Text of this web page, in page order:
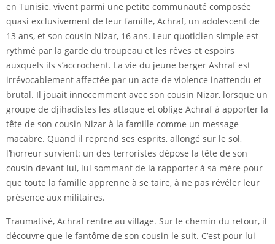
en Tunisie, vivent parmi une petite communauté composée
quasi exclusivement de leur famille, Achraf, un adolescent de
13 ans, et son cousin Nizar, 16 ans. Leur quotidien simple est
rythmé par la garde du troupeau et les rêves et espoirs
auxquels ils s’accrochent. La vie du jeune berger Ashraf est
irrévocablement affectée par un acte de violence inattendu et
brutal. Il jouait innocemment avec son cousin Nizar, lorsque un
groupe de djihadistes les attaque et oblige Achraf à apporter la
tête de son cousin Nizar à la famille comme un message
macabre. Quand il reprend ses esprits, allongé sur le sol,
l’horreur survient: un des terroristes dépose la tête de son
cousin devant lui, lui sommant de la rapporter à sa mère pour
que toute la famille apprenne à se taire, à ne pas révéler leur
présence aux militaires.
Traumatisé, Achraf rentre au village. Sur le chemin du retour, il
découvre que le fantôme de son cousin le suit. C’est pour lui